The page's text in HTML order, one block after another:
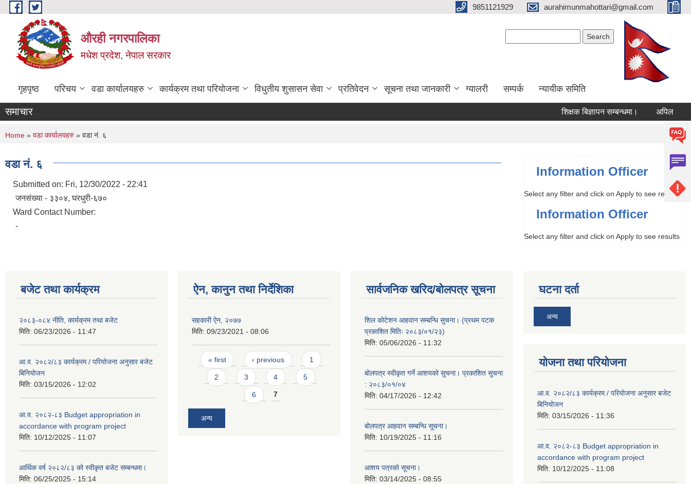
Skip to main content 9851121929 aurahimunmahottari@gmail.com
औरही नगरपालिका
मधेश प्रदेश, नेपाल सरकार
गृहपृष्ठ परिचय वडा कार्यालयहरु कार्यक्रम तथा परियोजना विधुतीय शुसासन सेवा प्रतिवेदन सूचना तथा जानकारी ग्यालरी सम्पर्क न्यायीक समिति
समाचार शिक्षक बिज्ञापन सम्बन्धमा। अपिल
You are here
Home » वडा कार्यालयहरु » वडा नं. ६
वडा नं. ६
Submitted on: Fri, 12/30/2022 - 22:41
जनसंख्या - ३३०४, घरधुरी-६७०
Ward Contact Number:
-
Information Officer
Select any filter and click on Apply to see results
Information Officer
Select any filter and click on Apply to see results
बजेट तथा कार्यक्रम
२०८३-०८४ नीति, कार्यक्रम तथा बजेट
मिति: 06/23/2026 - 11:47
आ.व. २०८२/८३ कार्यक्रम / परियोजना अनुसार बजेट
बिनियोजन
मिति: 03/15/2026 - 12:02
आ.व. २०८२-८३ Budget appropriation in
accordance with program project
मिति: 10/12/2025 - 11:07
आर्थिक वर्ष २०८२/८३ को स्वीकृत बजेट सम्बन्धमा।
मिति: 06/25/2025 - 15:14
ऐन, कानुन तथा निर्देशिका
सहकारी ऐन, २०७७
मिति: 09/23/2021 - 08:06
Pages
« first ‹ previous 1
2 3 4 5
6 7
अन्य
सार्वजनिक खरिद/बोलपत्र सूचना
शिल कोटेशन आहवान सम्बन्धि सुचना। (प्रथम पटक
प्रकाशित मितिः २०८३/०१/२३)
मिति: 05/06/2026 - 11:32
बोलपत्र स्वीकृत गर्ने आशयको सुचना। प्रकाशित सुचना
: २०८३/०१/०४
मिति: 04/17/2026 - 12:42
बोलपत्र आहवान सम्बन्धि सूचना।
मिति: 10/19/2025 - 11:16
आशय पत्रको सूचना।
मिति: 03/14/2025 - 08:55
घटना दर्ता
अन्य
योजना तथा परियोजना
आ.व. २०८२/८३ कार्यक्रम / परियोजना अनुसार बजेट
बिनियोजन
मिति: 03/15/2026 - 11:36
आ.व. २०८२-८३ Budget appropriation in
accordance with program project
मिति: 10/12/2025 - 11:08